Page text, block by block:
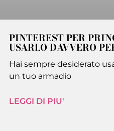
PINTEREST PER
USARLO DAVVERO
Hai sempre desiderato
un tuo armadio
LEGGI DI PIU'